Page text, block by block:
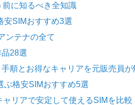
に知るべき全知識
安SIMおすすめ3選
ンテナの全て
28選
順とお得なキャリアを元販売員が
ぶ格安SIMおすすめ5選
ャリアで安定して使えるSIMを比較